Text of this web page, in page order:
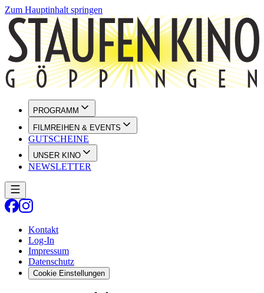
Zum Hauptinhalt springen
PROGRAMM
FILMREIHEN & EVENTS
GUTSCHEINE
UNSER KINO
NEWSLETTER
Kontakt
Log-In
Impressum
Datenschutz
Cookie Einstellungen